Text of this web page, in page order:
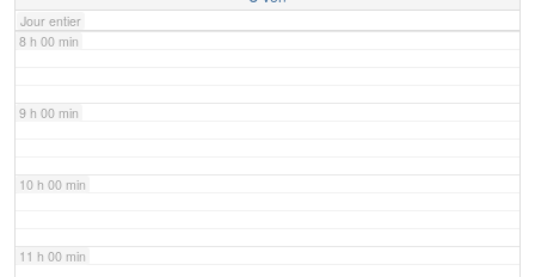
Jour entier
8 h 00 min
9 h 00 min
10 h 00 min
11 h 00 min